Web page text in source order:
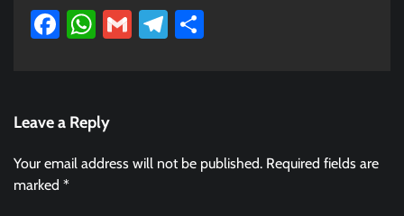
Facebook
WhatsApp
GmailTelegram
Leave a Reply
Your email address will not be published. Required fields are
marked *